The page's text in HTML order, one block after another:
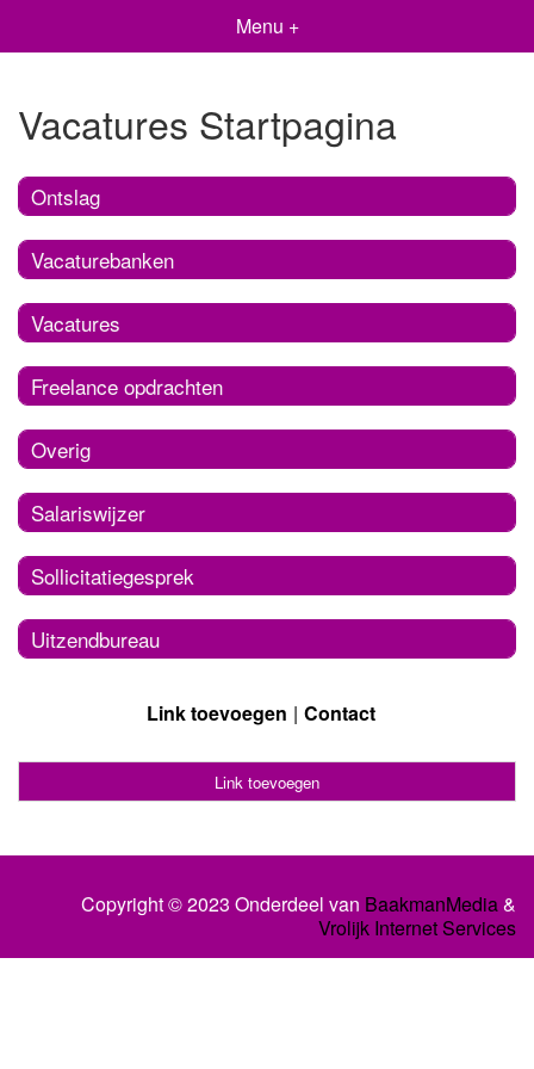
Menu +
Vacatures Startpagina
Ontslag
Vacaturebanken
Vacatures
Freelance opdrachten
Overig
Salariswijzer
Sollicitatiegesprek
Uitzendbureau
Link toevoegen Contact
Link toevoegen
Copyright © 2023 Onderdeel van BaakmanMedia&
Vrolijk Internet Services